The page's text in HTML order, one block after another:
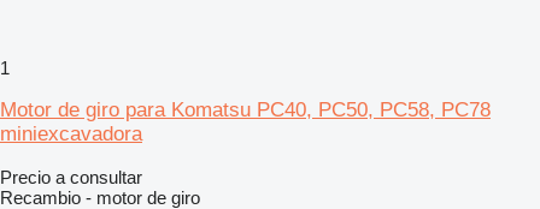
1
Motor de giro para Komatsu PC40, PC50, PC58, PC78
miniexcavadora
Precio a consultar
Recambio - motor de giro